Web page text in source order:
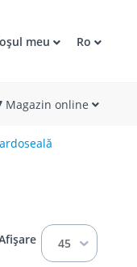
meu Ro
Magazin online
45